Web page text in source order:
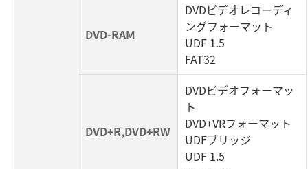
DVD-RAM
DVDビデオレコーディ
ングフォーマット
UDF 1.5
FAT32
DVD+R,DVD+RW
DVDビデオフォーマッ
ト
DVD+VRフォーマット
UDFブリッジ
UDF 1.5